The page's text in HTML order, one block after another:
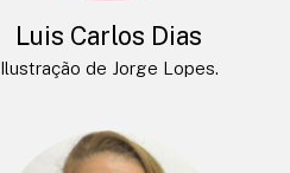
Luis Carlos Dias
Ilustração de Jorge Lopes.